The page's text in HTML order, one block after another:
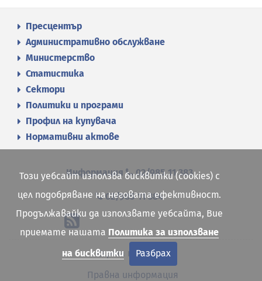
Пресцентър
Административно обслужване
Министерство
Статистика
Сектори
Политики и програми
Профил на купувача
Нормативни актове
Информация 02/985 11 383
02/985 11 384
Карта на сайта
Правна информация
Този уебсайт използва бисквитки (cookies) с
цел подобряване на неговата ефективност.
Продължавайки да използвате уебсайта, Вие
приемате нашата Политика за използване
на бисквитки
Разбрах